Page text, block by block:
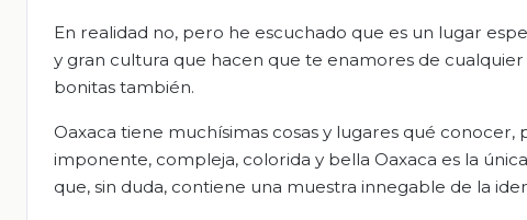
En realidad no, pero he escuchado que es un lugar
y gran cultura que hacen que te enamores de
bonitas también.
Oaxaca tiene muchísimas cosas y lugares qué
imponente, compleja, colorida y bella Oaxaca es la
que, sin duda, contiene una muestra innegable de la